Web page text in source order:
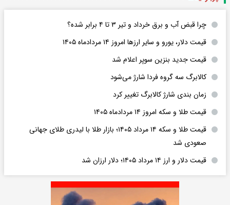
چرا قبض آب و برق خرداد و تیر ۳ تا ۴ برابر شده؟
قیمت دلار، یورو و سایر ارزها امروز ۱۴ مردادماه ۱۴۰۵
قیمت جدید بنزین سوپر اعلام شد
کالابرگ سه گروه فردا شارژ می‌شود
زمان بندی شارژ کالابرگ تغییر کرد
قیمت طلا و سکه امروز ۱۴ مردادماه ۱۴۰۵
قیمت طلا و سکه ۱۴ مرداد ۱۴۰۵؛ بازار طلا با لیدری طلای جهانی
صعودی شد
قیمت دلار و ارز ۱۴ مرداد ۱۴۰۵؛ دلار ارزان شد